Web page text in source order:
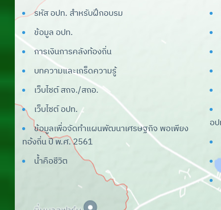
รหัส อปท. สำหรับฝึกอบรม
ข้อมูล อปท.
การเงินการคลังท้องถิ่น
บทความและเกร็ดความรู้
เว็บไซต์ สถจ./สถอ.
เว็บไซต์ อปท.
ข้อมูลเพื่อจัดทำแผนพัฒนาเศรษฐกิจ พอเพียง
ทอ้งถิ่น ปี พ.ศ. 2561
น้ำคือชีวิต
อ